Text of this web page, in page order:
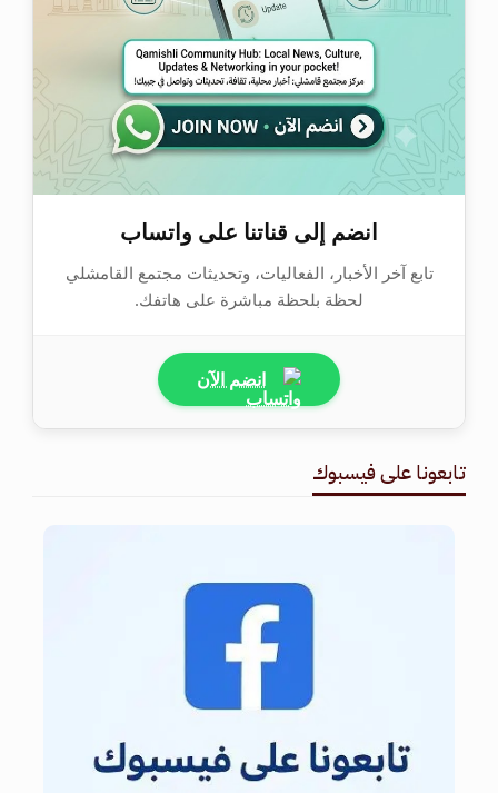
انضم إلى قناتنا على واتساب
تابع آخر الأخبار، الفعاليات، وتحديثات مجتمع القامشلي
لحظة بلحظة مباشرة على هاتفك.
انضم الآن
تابعونا على فيسبوك